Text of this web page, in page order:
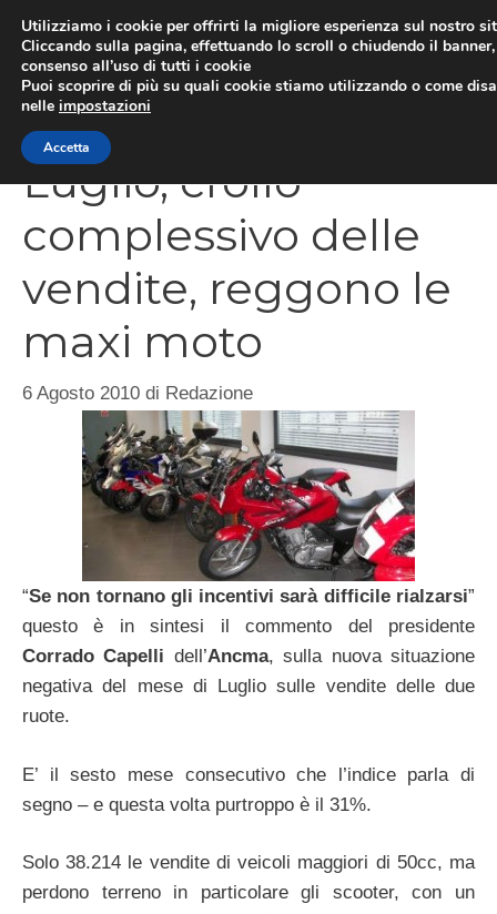
contenuto
Luglio, crollo
complessivo delle
vendite, reggono le
maxi moto
6 Agosto 2010 di Redazione
“Se non tornano gli incentivi sarà difficile rialzarsi”
questo è in sintesi il commento del presidente
Corrado Capelli dell’Ancma, sulla nuova situazione
negativa del mese di Luglio sulle vendite delle due
ruote.
E’ il sesto mese consecutivo che l’indice parla di
segno – e questa volta purtroppo è il 31%.
Solo 38.214 le vendite di veicoli maggiori di 50cc, ma
perdono terreno in particolare gli scooter, con un
Utilizziamo i cookie per offrirti la migliore esperienza sul nostro
Cliccando sulla pagina, effettuando lo scroll o chiudendo il
consenso all’uso di tutti i cookie
Puoi scoprire di più su quali cookie stiamo utilizzando o come
nelle impostazioni
Accetta